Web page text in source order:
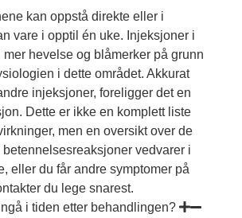
kan oppstå direkte eller i
vare i opptil én uke. Injeksjoner i
mer hevelse og blåmerker på grunn
i dette området. Akkurat
injeksjoner, foreligger det en
Dette er ikke en komplett liste
men en oversikt over de
vedvarer i
eller du får andre symptomer på
du lege snarest.
i tiden etter behandlingen?